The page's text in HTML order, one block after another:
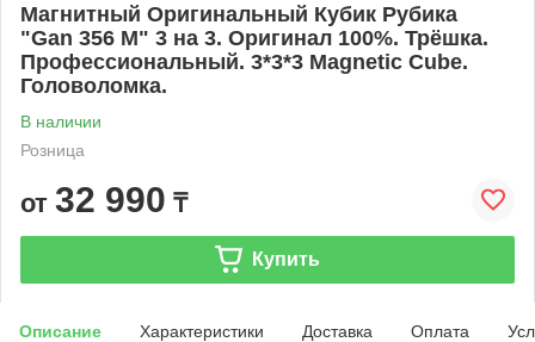
Магнитный Оригинальный Кубик Рубика
"Gan 356 M" 3 на 3. Оригинал 100%. Трёшка.
Профессиональный. 3*3*3 Magnetic Cube.
Головоломка.
В наличии
Розница
от 32 990 ₸
Купить
Описание Характеристики Доставка Оплата